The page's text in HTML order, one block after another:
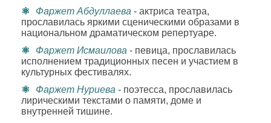
Фаржет Абдуллаева - актриса театра,
прославилась яркими сценическими образами в
национальном драматическом репертуаре.
Фаржет Исмаилова - певица, прославилась
исполнением традиционных песен и участием в
культурных фестивалях.
Фаржет Нуриева - поэтесса, прославилась
лирическими текстами о памяти, доме и
внутренней тишине.